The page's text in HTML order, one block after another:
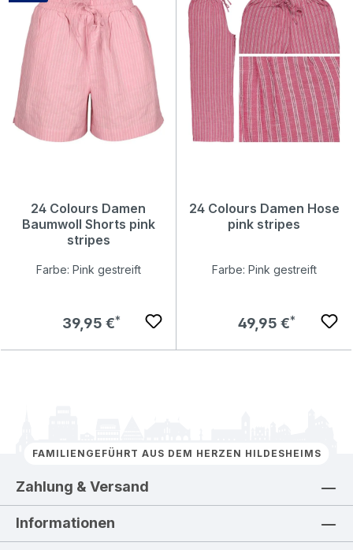
24 Colours Damen
Baumwoll Shorts pink
stripes
Farbe: Pink gestreift
Regulärer Preis:
39,95 €
24 Colours Damen Hose
pink stripes
Farbe: Pink gestreift
Regulärer Preis:
49,95 €
FAMILIENGEFÜHRT AUS DEM HERZEN HILDESHEIMS
Zahlung & Versand
Informationen